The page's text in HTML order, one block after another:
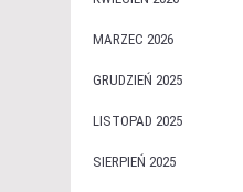
MARZEC 2026
GRUDZIEŃ 2025
LISTOPAD 2025
SIERPIEŃ 2025